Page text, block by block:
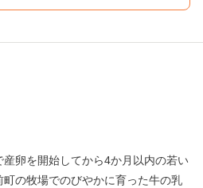
卵を開始してから4か月以内の若い
の牧場でのびやかに育った牛の乳